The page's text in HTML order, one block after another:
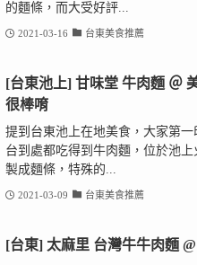
的麵條，而大受好評...
2021-03-16 台東美食推薦
[台東池上] 甘味堂 牛肉麵 ＠
很棒唷
提到台東池上在地美食，大家第
台到處都吃得到牛肉麵，位於池
製成麵條，特殊的...
2021-03-09 台東美食推薦
[台東] 太麻里 台灣牛牛肉麵